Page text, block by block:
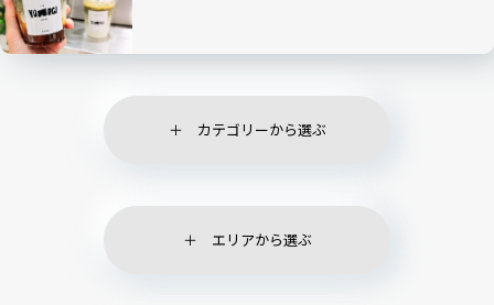
カテゴリーから選ぶ
エリアから選ぶ